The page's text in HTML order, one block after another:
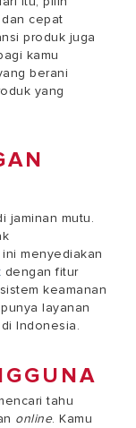
cepat
produk juga
kamu
berani
yang
jaminan mutu.
menyediakan
dengan fitur
keamanan
layanan
Indonesia.
tahu
online. Kamu